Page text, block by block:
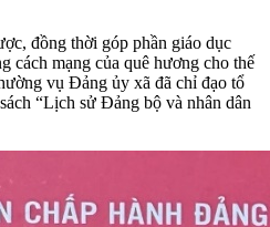
đồng thời góp phần giáo dục
cách mạng của quê hương cho thế
vụ Đảng ủy xã đã chỉ đạo tổ
“Lịch sử Đảng bộ và nhân dân